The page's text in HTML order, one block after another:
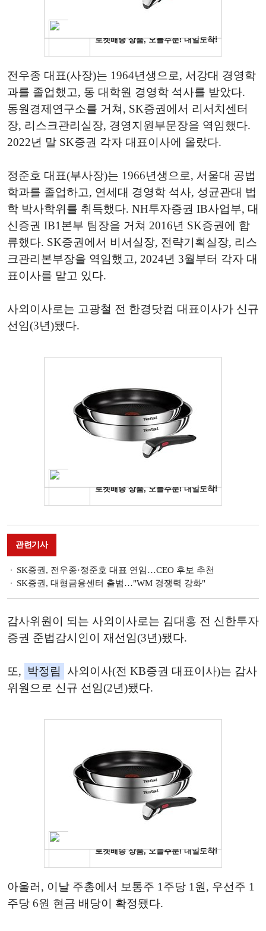
전우종 대표(사장)는 1964년생으로, 서강대 경영학
과를 졸업했고, 동 대학원 경영학 석사를 받았다.
동원경제연구소를 거쳐, SK증권에서 리서치센터
장, 리스크관리실장, 경영지원부문장을 역임했다.
2022년 말 SK증권 각자 대표이사에 올랐다.
정준호 대표(부사장)는 1966년생으로, 서울대 공법
학과를 졸업하고, 연세대 경영학 석사, 성균관대 법
학 박사학위를 취득했다. NH투자증권 IB사업부, 대
신증권 IB1본부 팀장을 거쳐 2016년 SK증권에 합
류했다. SK증권에서 비서실장, 전략기획실장, 리스
크관리본부장을 역임했고, 2024년 3월부터 각자 대
표이사를 맡고 있다.
사외이사로는 고광철 전 한경닷컴 대표이사가 신규
선임(3년)됐다.
관련기사
SK증권, 전우종·정준호 대표 연임…CEO 후보 추천
SK증권, 대형금융센터 출범…"WM 경쟁력 강화"
감사위원이 되는 사외이사로는 김대홍 전 신한투자
증권 준법감시인이 재선임(3년)됐다.
또, 박정림
사외이사(전 KB증권 대표이사)는 감사
위원으로 신규 선임(2년)됐다.
아울러, 이날 주총에서 보통주 1주당 1원, 우선주 1
주당 6원 현금 배당이 확정됐다.